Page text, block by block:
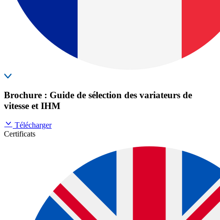
Brochure : Guide de sélection des variateurs de
vitesse et IHM
Télécharger
Certificats